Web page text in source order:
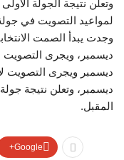
المقبل.
Google+